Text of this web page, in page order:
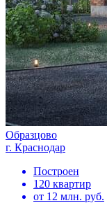
Образцово
г. Краснодар
Построен
120 квартир
от 12 млн. руб.